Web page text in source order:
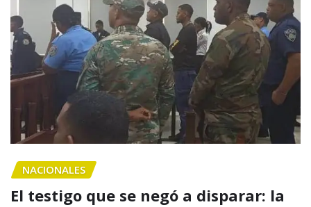
NACIONALES
El testigo que se negó a disparar: la